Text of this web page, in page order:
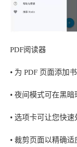
PDF阅读器
• 为 PDF 页面添加
• 夜间模式可在黑
• 选项卡可让您快
• 裁剪页面以精确